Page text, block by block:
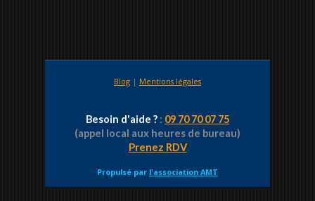
Blog | Mentions légales
Besoin d'aide ? : 09 70 70 07 75
(appel local aux heures de bureau)
Prenez RDV
Propulsé par l'association AMT